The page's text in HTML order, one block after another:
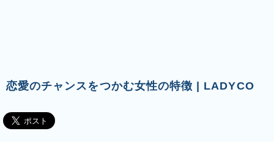
恋愛のチャンスをつかむ女性の特徴 | LADYCO